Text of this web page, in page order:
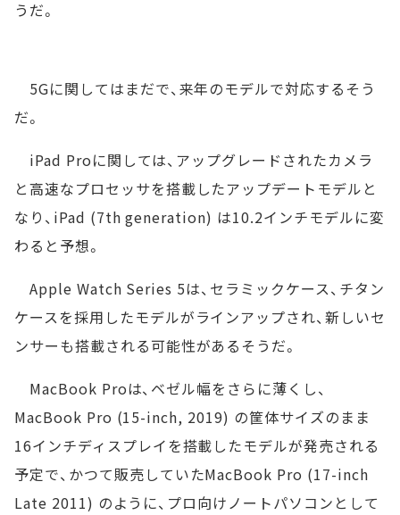
うだ。
5Gに関してはまだで、来年のモデルで対応するそう
だ。
iPad Proに関しては、アップグレードされたカメラ
と高速なプロセッサを搭載したアップデートモデルと
なり、iPad (7th generation) は10.2インチモデルに変
わると予想。
Apple Watch Series 5は、セラミックケース、チタン
ケースを採用したモデルがラインアップされ、新しいセ
ンサーも搭載される可能性があるそうだ。
MacBook Proは、ベゼル幅をさらに薄くし、
MacBook Pro (15-inch, 2019) の筐体サイズのまま
16インチディスプレイを搭載したモデルが発売される
予定で、かつて販売していたMacBook Pro (17-inch
Late 2011) のように、プロ向けノートパソコンとして